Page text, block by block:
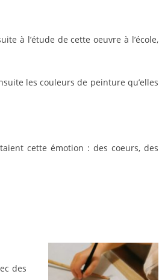
à l’étude de cette oeuvre à l’école,
cette émotion : des coeurs, des
des